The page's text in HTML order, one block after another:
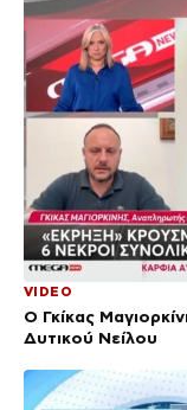
VIDEO
Ο Γκίκας
Δυτικού Νείλου